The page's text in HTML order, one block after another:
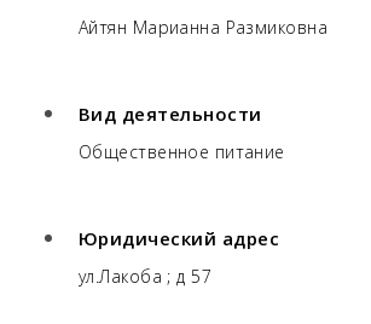
Айтян Марианна Размиковна
Вид деятельности
Общественное питание
Юридический адрес
ул.Лакоба ; д 57